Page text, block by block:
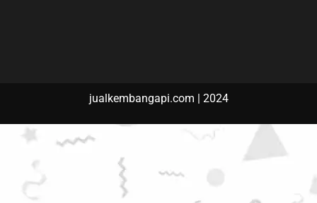
jualkembangapi.com | 2024